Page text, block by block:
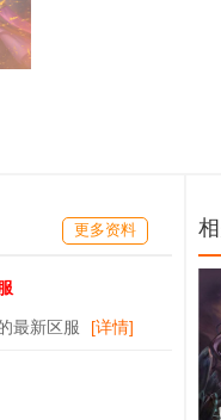
更多资料
最新区服 [详情]